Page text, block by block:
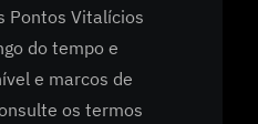
Pontos Vitalícios
do tempo e
e marcos de
os termos